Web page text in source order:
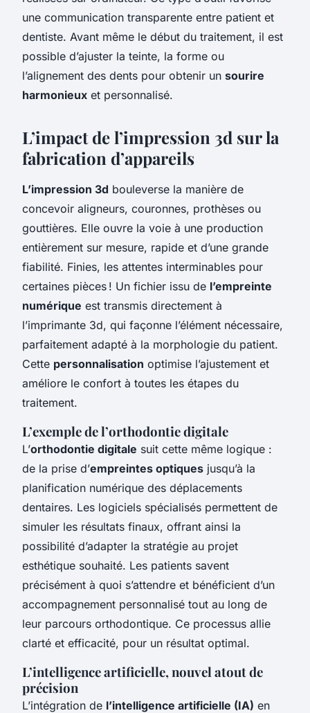
une communication transparente entre patient et
dentiste. Avant même le début du traitement, il est
possible d’ajuster la teinte, la forme ou
l’alignement des dents pour obtenir un sourire
harmonieux et personnalisé.
L’impact de l’impression 3d sur la
fabrication d’appareils
L’impression 3d bouleverse la manière de
concevoir aligneurs, couronnes, prothèses ou
gouttières. Elle ouvre la voie à une production
entièrement sur mesure, rapide et d’une grande
fiabilité. Finies, les attentes interminables pour
certaines pièces ! Un fichier issu de l’empreinte
numérique est transmis directement à
l’imprimante 3d, qui façonne l’élément nécessaire,
parfaitement adapté à la morphologie du patient.
Cette personnalisation optimise l’ajustement et
améliore le confort à toutes les étapes du
traitement.
L’exemple de l’orthodontie digitale
L’orthodontie digitale suit cette même logique :
de la prise d’empreintes optiques jusqu’à la
planification numérique des déplacements
dentaires. Les logiciels spécialisés permettent de
simuler les résultats finaux, offrant ainsi la
possibilité d’adapter la stratégie au projet
esthétique souhaité. Les patients savent
précisément à quoi s’attendre et bénéficient d’un
accompagnement personnalisé tout au long de
leur parcours orthodontique. Ce processus allie
clarté et efficacité, pour un résultat optimal.
L’intelligence artificielle, nouvel atout de
précision
L’intégration de l’intelligence artificielle (IA) en